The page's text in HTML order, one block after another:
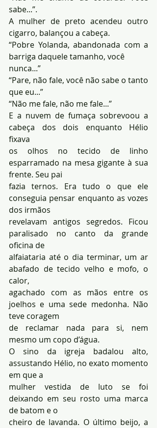
sabe...”.
A mulher de preto acendeu outro
cigarro, balançou a cabeça.
“Pobre Yolanda, abandonada com a
barriga daquele tamanho, você
nunca...”
“Pare, não fale, você não sabe o tanto
que eu...”
“Não me fale, não me fale...”
E a nuvem de fumaça sobrevoou a
cabeça dos dois enquanto Hélio
fixava
os olhos no tecido de linho
esparramado na mesa gigante à sua
frente. Seu pai
fazia ternos. Era tudo o que ele
conseguia pensar enquanto as vozes
dos irmãos
revelavam antigos segredos. Ficou
paralisado no canto da grande
oficina de
alfaiataria até o dia terminar, um ar
abafado de tecido velho e mofo, o
calor,
agachado com as mãos entre os
joelhos e uma sede medonha. Não
teve coragem
de reclamar nada para si, nem
mesmo um copo d’água.
O sino da igreja badalou alto,
assustando Hélio, no exato momento
em que a
mulher vestida de luto se foi
deixando em seu rosto uma marca
de batom e o
cheiro de lavanda. O último beijo, a